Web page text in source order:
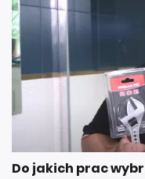
Do jakich prac